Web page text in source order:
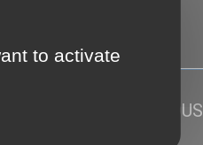
CONTACTEZ NOUS
to activate